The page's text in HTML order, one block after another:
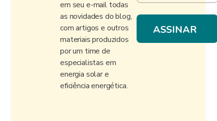
em seu e-mail todas
as novidades do blog,
com artigos e outros
materiais produzidos
por um time de
especialistas em
energia solar e
eficiência energética.